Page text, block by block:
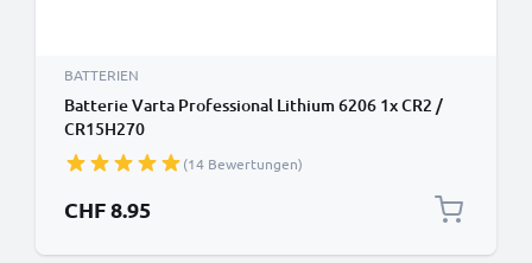
BATTERIEN
Batterie Varta Professional Lithium 6206 1x CR2 /
CR15H270
(14 Bewertungen)
CHF 8.95